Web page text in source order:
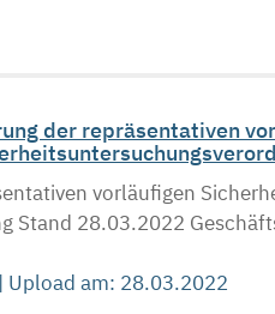
der repräsentativen
vorläufigen
Stand 28.03.2022
Upload am: 28.03.2022